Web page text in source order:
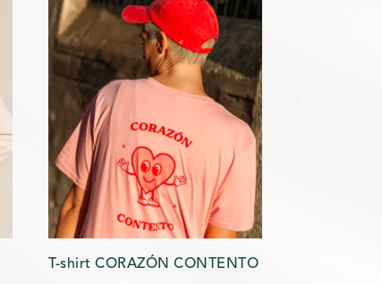
T-shirt CORAZÓN CONTENTO